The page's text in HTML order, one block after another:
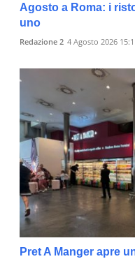
Agosto a Roma: i
uno
Redazione 2 4 Agosto 2026
Pret A Manger apre